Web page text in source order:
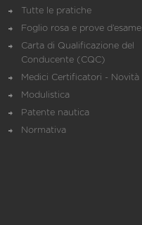
Tutte le pratiche
Foglio rosa e prove d’esame
Carta di Qualificazione del
Conducente (CQC)
Medici Certificatori - Novità
Modulistica
Patente nautica
Normativa